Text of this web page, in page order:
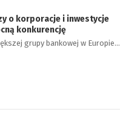
o korporacje i inwestycje
konkurencję
grupy bankowej w Europie…